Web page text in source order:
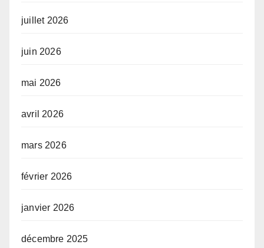
juillet 2026
juin 2026
mai 2026
avril 2026
mars 2026
février 2026
janvier 2026
décembre 2025